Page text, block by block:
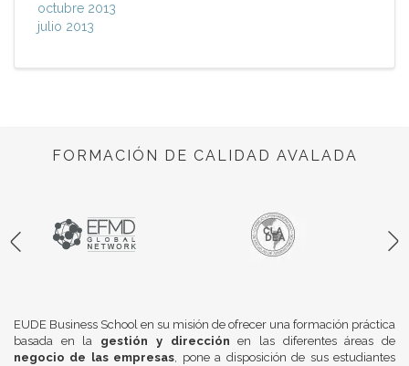
octubre 2013
julio 2013
FORMACIÓN DE CALIDAD AVALADA
EUDE Business School en su misión de ofrecer una formación práctica
basada en la gestión y dirección en las diferentes áreas de
negocio de las empresas, pone a disposición de sus estudiantes